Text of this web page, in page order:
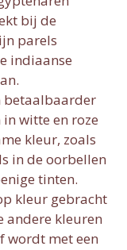
bij de
parels
indiaanse
betaalbaarder
witte en roze
kleur, zoals
in de oorbellen
tinten.
kleur gebracht
andere kleuren
wordt met een